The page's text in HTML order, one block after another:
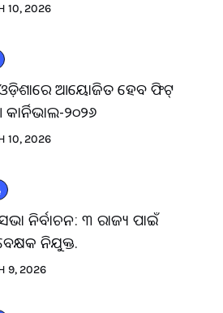
10, 2026
ଆୟୋଜିତ ହେବ ଫିଟ୍
୨୦୨୬
10, 2026
ନିର୍ବାଚନ: ୩ ରାଜ୍ୟ ପାଇଁ
ନିଯୁକ୍ତ.
9, 2026